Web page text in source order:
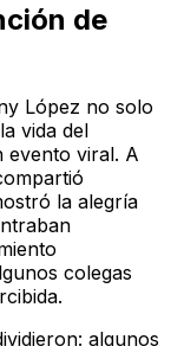
de
López no solo
vida del
evento viral. A
la alegría
colegas
algunos